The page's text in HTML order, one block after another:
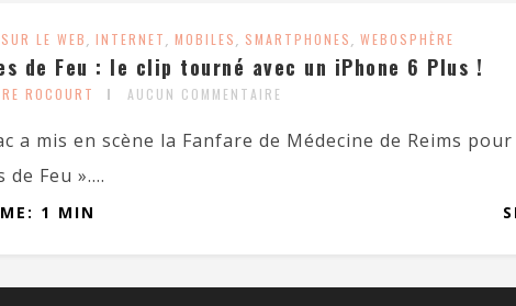
LE WEB, INTERNET, MOBILES, SMARTPHONES, WEBOSPHÈRE
de Feu : le clip tourné avec un iPhone 6 Plus !
ROCOURT AUCUN COMMENTAIRE
a mis en scène la Fanfare de Médecine de Reims
de Feu »....
1 MIN